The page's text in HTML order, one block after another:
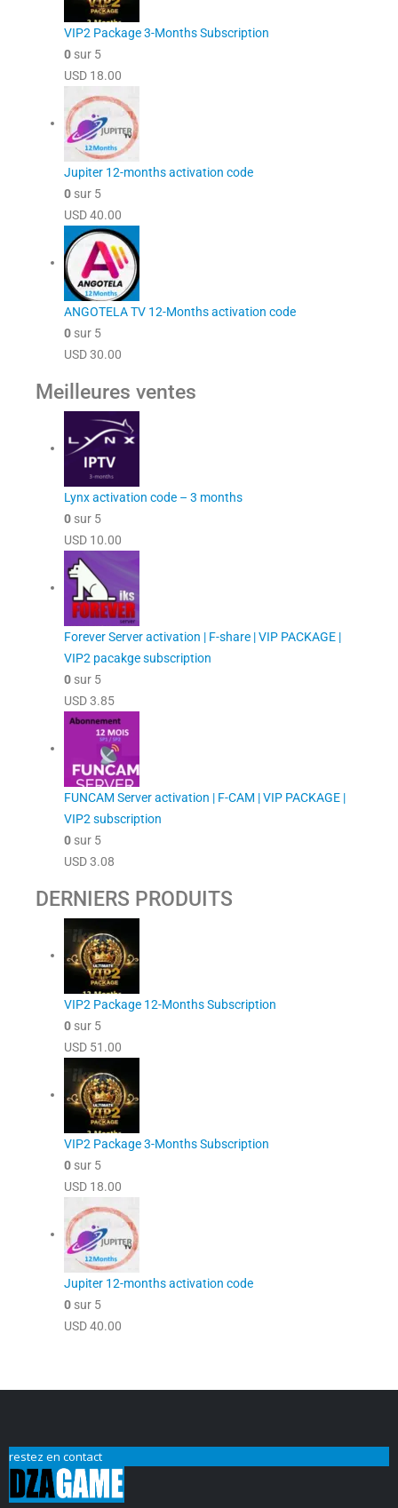
VIP2 Package 3-Months Subscription
0 sur 5
USD 18.00
Jupiter 12-months activation code
0 sur 5
USD40.00
ANGOTELA TV 12-Months activation code
0 sur 5
USD30.00
Meilleures ventes
Lynx activation code – 3 months
0 sur 5
USD 10.00
Forever Server activation | F-share | VIP PACKAGE |
VIP2 pacakge subscription
0 sur 5
USD3.85
FUNCAM Server activation | F-CAM | VIP PACKAGE |
VIP2 subscription
0 sur 5
USD3.08
DERNIERS PRODUITS
VIP2 Package 12-Months Subscription
0 sur 5
USD 51.00
VIP2 Package 3-Months Subscription
0 sur 5
USD 18.00
Jupiter 12-months activation code
0 sur 5
USD40.00
restez en contact